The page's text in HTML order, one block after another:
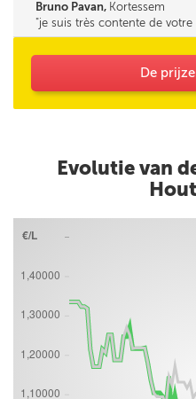
Bruno Pavan, Kortessem
je suis très contente de votre
De
Evolutie van